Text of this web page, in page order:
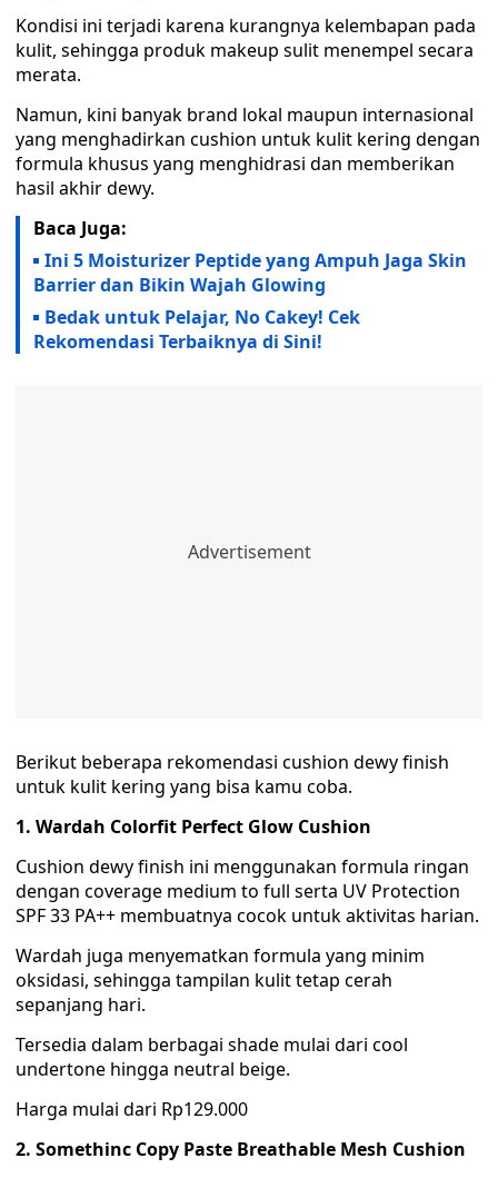
Kondisi ini terjadi karena kurangnya kelembapan pada
kulit, sehingga produk makeup sulit menempel secara
merata.
Namun, kini banyak brand lokal maupun internasional
yang menghadirkan cushion untuk kulit kering dengan
formula khusus yang menghidrasi dan memberikan
hasil akhir dewy.
Baca Juga:
Ini 5 Moisturizer Peptide yang Ampuh Jaga Skin
Barrier dan Bikin Wajah Glowing
Bedak untuk Pelajar, No Cakey! Cek
Rekomendasi Terbaiknya di Sini!
Berikut beberapa rekomendasi cushion dewy finish
untuk kulit kering yang bisa kamu coba.
1. Wardah Colorfit Perfect Glow Cushion
Cushion dewy finish ini menggunakan formula ringan
dengan coverage medium to full serta UV Protection
SPF 33 PA++ membuatnya cocok untuk aktivitas harian.
Wardah juga menyematkan formula yang minim
oksidasi, sehingga tampilan kulit tetap cerah
sepanjang hari.
Tersedia dalam berbagai shade mulai dari cool
undertone hingga neutral beige.
Harga mulai dari Rp129.000
2. Somethinc Copy Paste Breathable Mesh Cushion